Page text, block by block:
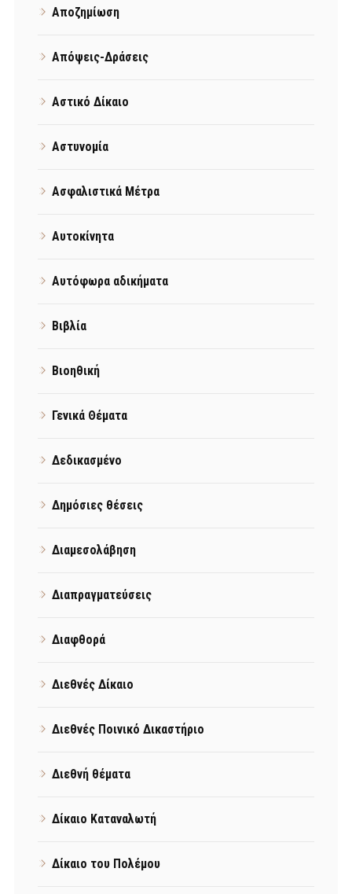
Αποζημίωση
Απόψεις-Δράσεις
Αστικό Δίκαιο
Αστυνομία
Ασφαλιστικά Μέτρα
Αυτοκίνητα
Αυτόφωρα αδικήματα
Βιβλία
Βιοηθική
Γενικά Θέματα
Δεδικασμένο
Δημόσιες θέσεις
Διαμεσολάβηση
Διαπραγματεύσεις
Διαφθορά
Διεθνές Δίκαιο
Διεθνές Ποινικό Δικαστήριο
Διεθνή θέματα
Δίκαιο Καταναλωτή
Δίκαιο του Πολέμου